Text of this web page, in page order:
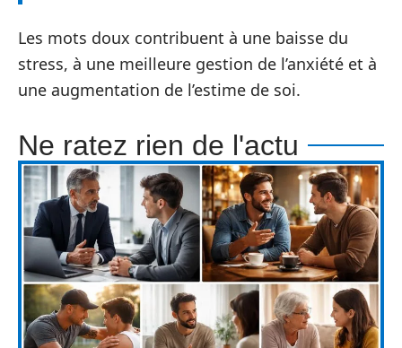
Les mots doux contribuent à une baisse du
stress, à une meilleure gestion de l’anxiété et à
une augmentation de l’estime de soi.
Ne ratez rien de l'actu